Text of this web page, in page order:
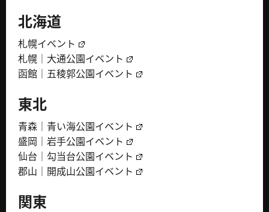
北海道
札幌イベント
札幌｜大通公園イベント
函館｜五稜郭公園イベント
東北
青森｜青い海公園イベント
盛岡｜岩手公園イベント
仙台｜勾当台公園イベント
郡山｜開成山公園イベント
関東